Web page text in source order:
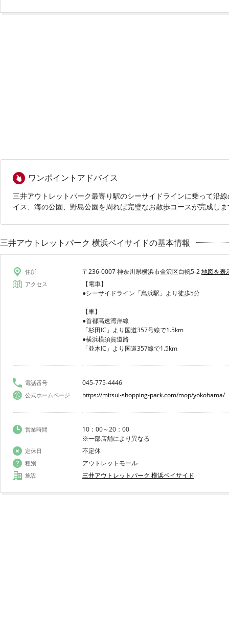
ワンポイントアドバイス
三井アウトレットパーク最寄り駅のシーサイドラインに乗って沿
イス、海の公園、野島公園を周れば完璧なお散歩コースが完成し
三井アウトレットパーク 横浜ベイサイドの基本情報
住所 〒236-0007 神奈川県横浜市金沢区白帆5-2地図を表
アクセス
【電車】
●シーサイドライン「鳥浜駅」より徒歩5分
【車】
●首都高速湾岸線
「杉田IC」より国道357号線で1.5km
●横浜横須賀道路
「並木IC」より国道357線で1.5km
電話番号 045-775-4446
公式ホームページ https://mitsui-shopping-park.com/mop/yokohama/
営業時間
10：00～20：00
※一部店舗により異なる
定休日 不定休
種別 アウトレットモール
施設 三井アウトレットパーク 横浜ベイサイド